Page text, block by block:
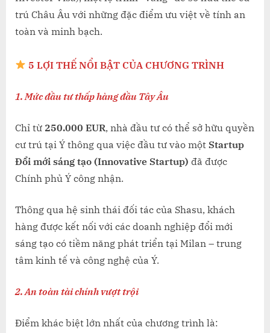
CHÂU
trú Châu Âu với những đặc điểm ưu việt về tính an
toàn và minh bạch.
5 LỢI THẾ NỔI BẬT CỦA CHƯƠNG TRÌNH
1. Mức đầu tư thấp hàng đầu Tây Âu
Chỉ từ 250.000 EUR, nhà đầu tư có thể sở hữu quyền
cư trú tại Ý thông qua việc đầu tư vào một Startup
Đổi mới sáng tạo (Innovative Startup) đã được
Chính phủ Ý công nhận.
Thông qua hệ sinh thái đối tác của Shasu, khách
hàng được kết nối với các doanh nghiệp đổi mới
sáng tạo có tiềm năng phát triển tại Milan – trung
tâm kinh tế và công nghệ của Ý.
2. An toàn tài chính vượt trội
Điểm khác biệt lớn nhất của chương trình là: